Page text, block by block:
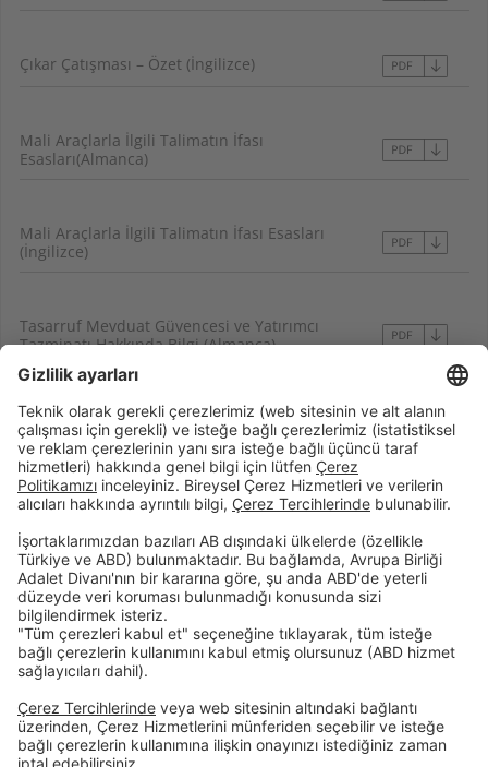
Çıkar Çatışması – Özet (İngilizce)
Mali Araçlarla İlgili Talimatın İfası
Esasları(Almanca)
Mali Araçlarla İlgili Talimatın İfası Esasları
(İngilizce)
Tasarruf Mevduat Güvencesi ve Yatırımcı
Tazminatı Hakkında Bilgi (Almanca)
Birikim & FinansmanKurumsal Dijital BankacılıkÖncelikli Bankacılık
ŞubelerimizİletişimRandevu FormuFaiz Hesaplama Aracı
Hizmet Sözleşmeleri Tasarruf Mevduatı Güvencesi Gizlilik Politikası Güvenlik Resmi Tatil Günleri
Çerez Tercihleri